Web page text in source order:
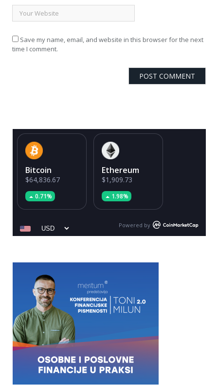
Save my name, email, and website in this browser for the next
time I comment.
Bitcoin
$64,836.67
0.71%
Ethereum
$1,909.73
1.98%
Powered by